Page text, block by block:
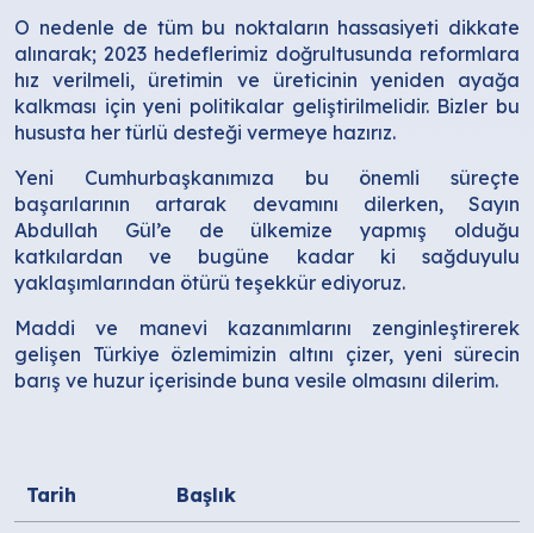
O nedenle de tüm bu noktaların hassasiyeti dikkate
alınarak; 2023 hedeflerimiz doğrultusunda reformlara
hız verilmeli, üretimin ve üreticinin yeniden ayağa
kalkması için yeni politikalar geliştirilmelidir. Bizler bu
hususta her türlü desteği vermeye hazırız.
Yeni Cumhurbaşkanımıza bu önemli süreçte
başarılarının artarak devamını dilerken, Sayın
Abdullah Gül’e de ülkemize yapmış olduğu
katkılardan ve bugüne kadar ki sağduyulu
yaklaşımlarından ötürü teşekkür ediyoruz.
Maddi ve manevi kazanımlarını zenginleştirerek
gelişen Türkiye özlemimizin altını çizer, yeni sürecin
barış ve huzur içerisinde buna vesile olmasını dilerim.
Tarih Başlık